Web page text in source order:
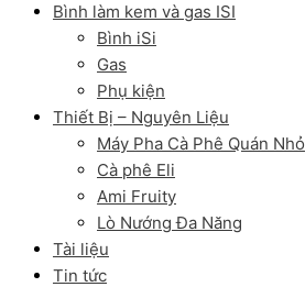
Bình làm kem và gas ISI
Bình iSi
Gas
Phụ kiện
Thiết Bị – Nguyên Liệu
Máy Pha Cà Phê Quán Nhỏ
Cà phê Eli
Ami Fruity
Lò Nướng Đa Năng
Tài liệu
Tin tức